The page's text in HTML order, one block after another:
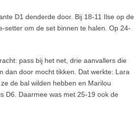
D1 denderde door. Bij 18-11 Ilse op de
setter om de set binnen te halen. Op 24-
pass bij het net, drie aanvallers die
dan door mocht tikken. Dat werkte: Lara
de bal wilden hebben en Marilou
D6. Daarmee was met 25-19 ook de